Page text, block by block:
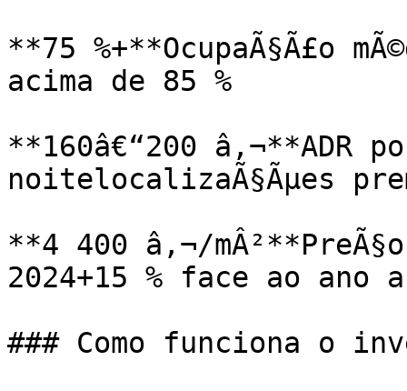
**75 %+**OcupaÃ§Ã£o
acima de 85 %
**160â€“200 â‚¬**ADR
noitelocalizaÃ§Ãµes
**4 400 â‚¬/
2024+15 % face ao ano
### Como funciona o